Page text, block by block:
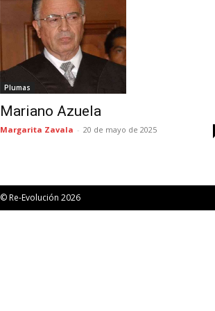
Plumas
Mariano Azuela
Margarita Zavala - 20 de mayo de 2025
© Re-Evolución 2026